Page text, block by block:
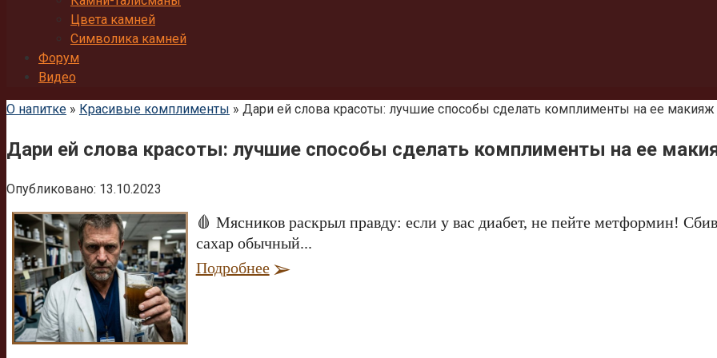
Цвета камней
Символика камней
Форум
Видео
О напитке » Красивые комплименты » Дари ей слова красоты: лучшие способы сделать комплименты на ее макияж
Дари ей слова красоты: лучшие способы сделать комплименты на ее
Опубликовано: 13.10.2023
🩸 Мясников раскрыл правду: если у вас диабет, не пейте метформин!
сахар обычный...
Подробнее